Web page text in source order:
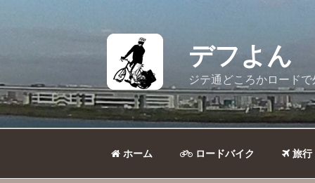
へ
ス
キ
デフよん
ジテ通どころかロードで
ホーム ロードバイク 旅行